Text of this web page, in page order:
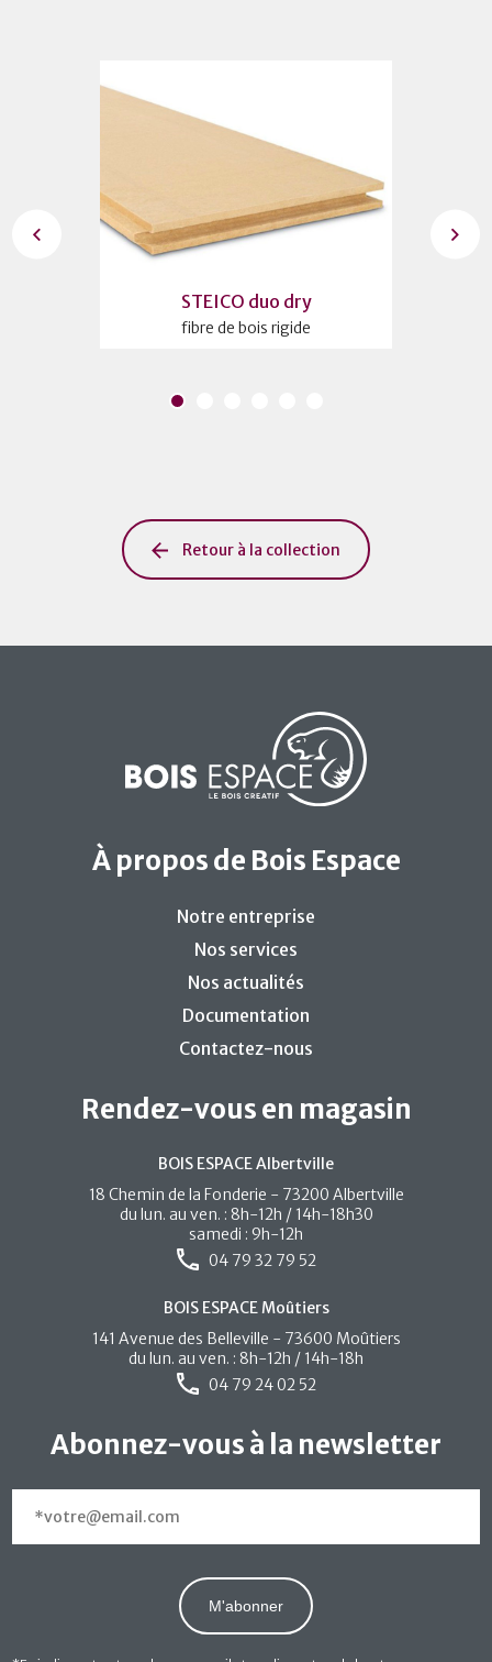
STEICO duo dry
fibre de bois rigide
Retour à la collection
À propos de Bois Espace
Notre entreprise
Nos services
Nos actualités
Documentation
Contactez-nous
Rendez-vous en magasin
BOIS ESPACE Albertville
18 Chemin de la Fonderie - 73200 Albertville
du lun. au ven. : 8h-12h / 14h-18h30
samedi : 9h-12h
04 79 32 79 52
BOIS ESPACE Moûtiers
141 Avenue des Belleville - 73600 Moûtiers
du lun. au ven. : 8h-12h / 14h-18h
04 79 24 02 52
Abonnez-vous à la newsletter